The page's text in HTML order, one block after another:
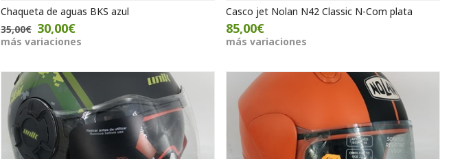
Chaqueta de aguas BKS azul
35,00€ 30,00€
más variaciones
Casco jet Nolan N42 Classic N-Com plata
85,00€
más variaciones